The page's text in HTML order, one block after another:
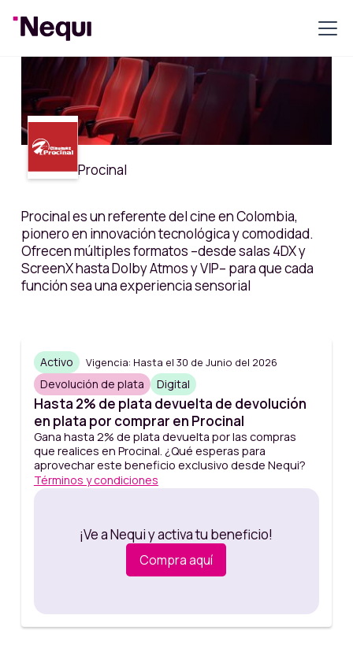
Procinal
Procinal es un referente del cine en Colombia,
pionero en innovación tecnológica y comodidad.
Ofrecen múltiples formatos –desde salas 4DX y
ScreenX hasta Dolby Atmos y VIP– para que cada
función sea una experiencia sensorial
Activo Vigencia: Hasta el 30 de Junio del 2026
Devolución de plata Digital
Hasta 2% de plata devuelta de devolución
en plata por comprar en Procinal
Gana hasta 2% de plata devuelta por las compras
que realices en Procinal. ¿Qué esperas para
aprovechar este beneficio exclusivo desde Nequi?
Términos y condiciones
¡Ve a Nequi y activa tu beneficio!
Compra aquí